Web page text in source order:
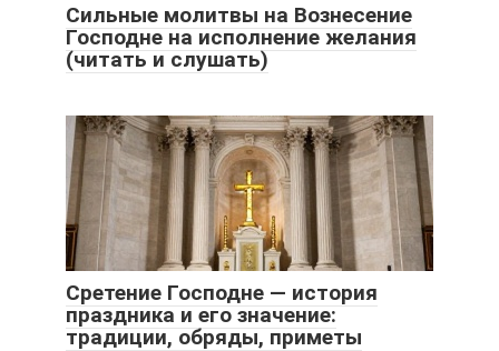
Сильные молитвы на Вознесение
Господне на исполнение желания
(читать и слушать)
Сретение Господне — история
праздника и его значение:
традиции, обряды, приметы